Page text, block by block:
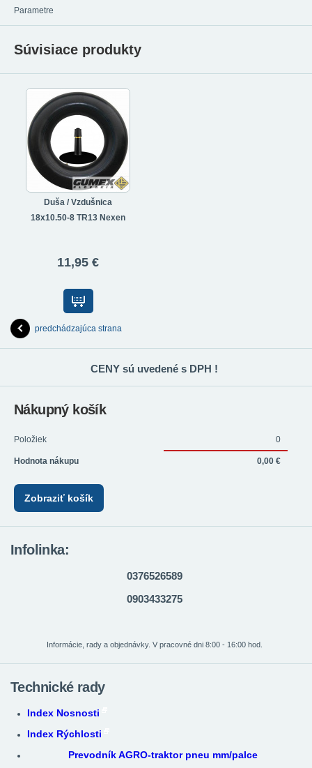
Parametre
Súvisiace produkty
Duša / Vzdušnica
18x10.50-8 TR13 Nexen
11,95 €
predchádzajúca strana
CENY sú uvedené s DPH !
Nákupný košík
Položiek 0
Hodnota nákupu 0,00 €
Zobraziť košík
Infolinka:
0376526589
0903433275
Informácie, rady a objednávky. V pracovné dni 8:00 - 16:00 hod.
Technické rady
Index Nosnosti
Index Rýchlosti
Prevodník AGRO-traktor pneu mm/palce